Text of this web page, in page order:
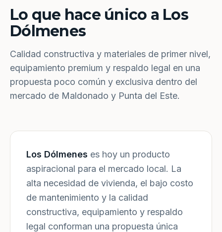
Lo que hace único a Los
Dólmenes
Calidad constructiva y materiales de primer nivel,
equipamiento premium y respaldo legal en una
propuesta poco común y exclusiva dentro del
mercado de Maldonado y Punta del Este.
Los Dólmenes es hoy un producto
aspiracional para el mercado local. La
alta necesidad de vivienda, el bajo costo
de mantenimiento y la calidad
constructiva, equipamiento y respaldo
legal conforman una propuesta única